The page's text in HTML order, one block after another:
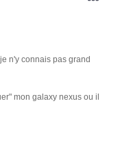
n'y connais pas grand
mon galaxy nexus ou il